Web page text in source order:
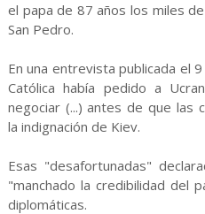
el papa de 87 años los miles
San Pedro.
En una entrevista publicada el
Católica había pedido a
negociar (...) antes de que las
la indignación de Kiev.
Esas "desafortunadas"
"manchado la credibilidad del
diplomáticas.